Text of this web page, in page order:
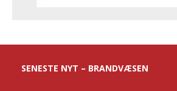
SENESTE NYT – BRANDVÆSEN